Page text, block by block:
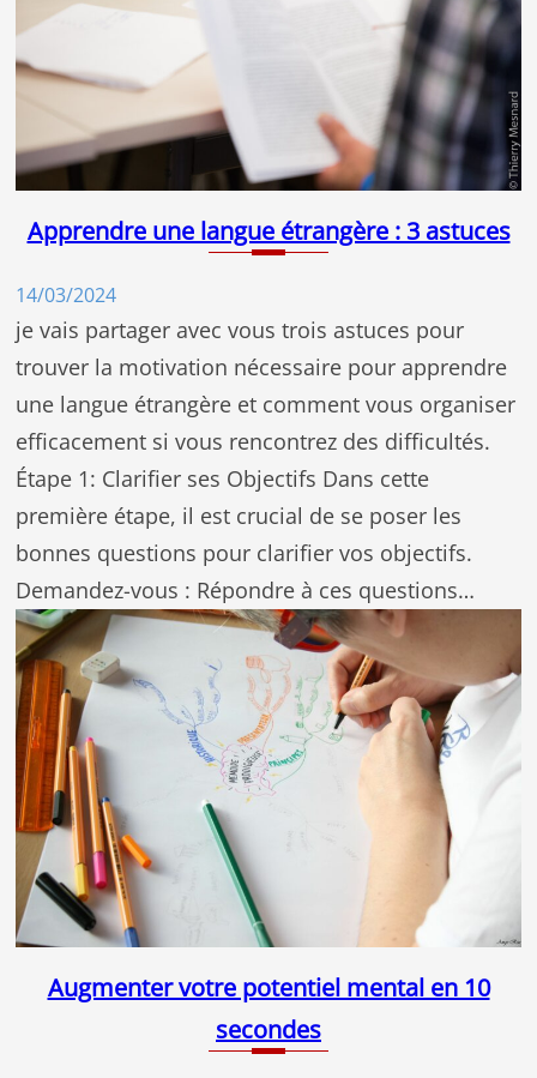
Apprendre une langue étrangère : 3 astuces
14/03/2024
je vais partager avec vous trois astuces pour
trouver la motivation nécessaire pour apprendre
une langue étrangère et comment vous organiser
efficacement si vous rencontrez des difficultés.
Étape 1: Clarifier ses Objectifs Dans cette
première étape, il est crucial de se poser les
bonnes questions pour clarifier vos objectifs.
Demandez-vous : Répondre à ces questions…
Augmenter votre potentiel mental en 10
secondes